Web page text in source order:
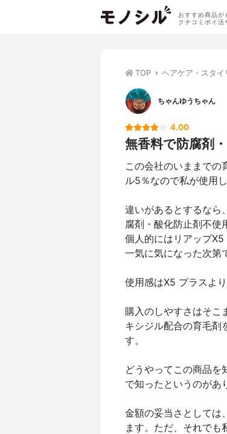
おすすめ商品が
クチコミポイ活
TOP ヘアケア・スタイ
ちゃんゆうちゃん
4.00
無香料で防腐剤
この会社のいままでの
ル5％なので私が使用
違いがあるとするなら
腐剤・酸化防止剤不使
個人的にはリアップ
一気に気になった次第
使用感はX5 プラスよ
購入のしやすさはそこ
キシジル配合の育毛剤
す。
どうやってこの商品を
で知ったというのがあ
金額の妥当さとしては
ます。ただ、それで